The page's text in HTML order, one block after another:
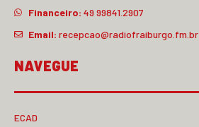
Financeiro: 49 99841.2907
Email: recepcao@radiofraiburgo.fm.br
NAVEGUE
ECAD